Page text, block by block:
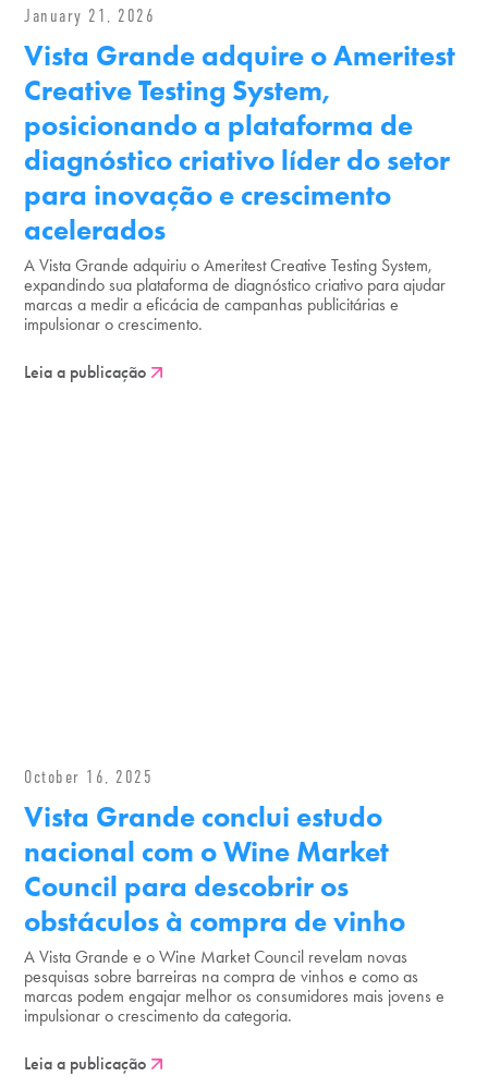
January 21, 2026
Vista Grande adquire o Ameritest
Creative Testing System,
posicionando a plataforma de
diagnóstico criativo líder do setor
para inovação e crescimento
acelerados
A Vista Grande adquiriu o Ameritest Creative Testing System,
expandindo sua plataforma de diagnóstico criativo para ajudar
marcas a medir a eficácia de campanhas publicitárias e
impulsionar o crescimento.
Leia a publicação
October 16, 2025
Vista Grande conclui estudo
nacional com o Wine Market
Council para descobrir os
obstáculos à compra de vinho
A Vista Grande e o Wine Market Council revelam novas
pesquisas sobre barreiras na compra de vinhos e como as
marcas podem engajar melhor os consumidores mais jovens e
impulsionar o crescimento da categoria.
Leia a publicação